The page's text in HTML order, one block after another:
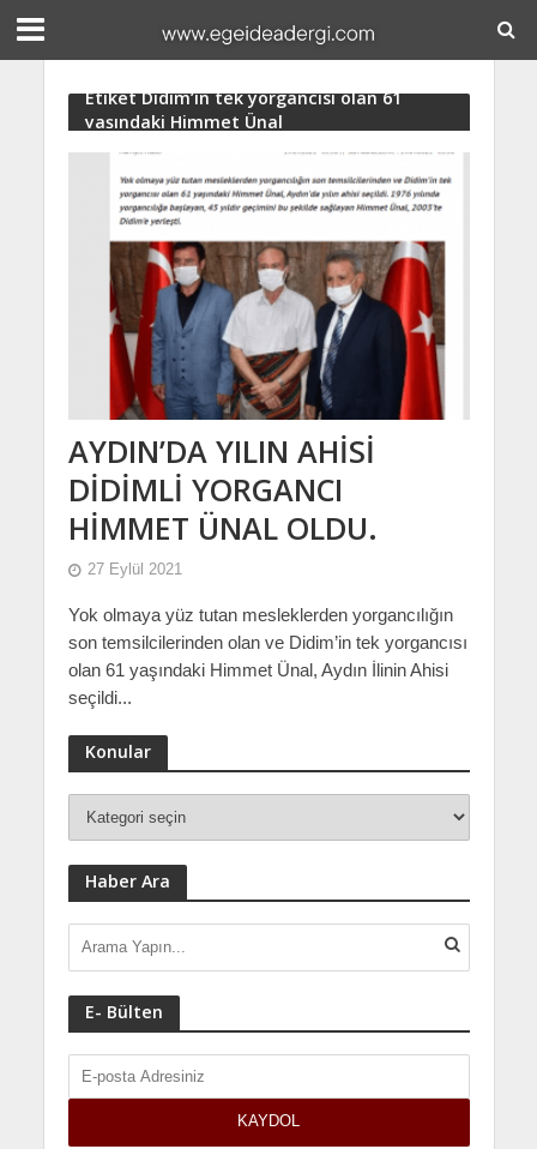
Etiket Didim’in tek yorgancısı olan 61
yaşındaki Himmet Ünal
AYDIN’DA YILIN AHİSİ
DİDİMLİ YORGANCI
HİMMET ÜNAL OLDU.
27 Eylül 2021
Yok olmaya yüz tutan mesleklerden yorgancılığın
son temsilcilerinden olan ve Didim’in tek yorgancısı
olan 61 yaşındaki Himmet Ünal, Aydın İlinin Ahisi
seçildi...
Konular
Haber Ara
E- Bülten